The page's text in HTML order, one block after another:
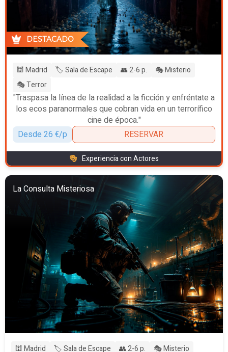
DESTACADO
🕍 Madrid 🏷️ Sala de Escape 👥 2-6 p.
🎭 Misterio
🎭 Terror
"Traspasa la línea de la realidad a la ficción y enfréntate a
los ecos paranormales que cobran vida en un terrorífico
cine de época."
Desde 26 €/p
RESERVAR
Experiencia con Actores
La Consulta Misteriosa
🕍 Madrid 🏷️ Sala de Escape 👥 2-6 p.
🎭 Misterio